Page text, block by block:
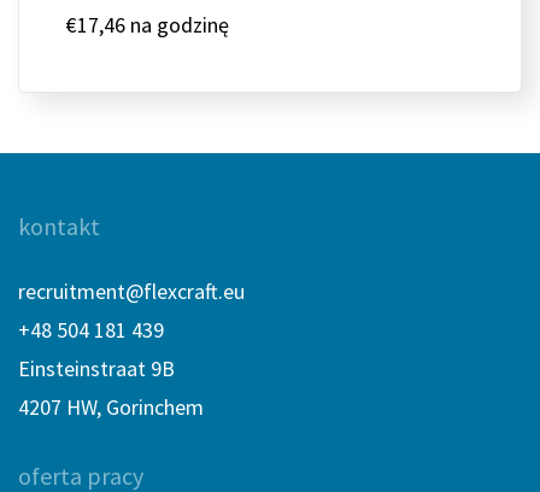
€17,46 na godzinę
kontakt
recruitment@flexcraft.eu
+48 504 181 439
Einsteinstraat 9B
4207 HW, Gorinchem
oferta pracy